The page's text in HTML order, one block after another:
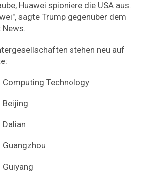
Huawei spioniere die USA aus.
sagte Trump gegenüber dem
News.
stehen neu auf
Computing Technology
Beijing
Dalian
Guangzhou
Guiyang